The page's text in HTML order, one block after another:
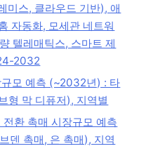
미스, 클라우드 기반), 애
자동화, 모세관 네트워
텔레매틱스, 스마트 제
2032
모 예측 (~2032년) : 타
형 막 디퓨저), 지역별
환 촉매 시장규모 예측
덴 촉매, 은 촉매), 지역